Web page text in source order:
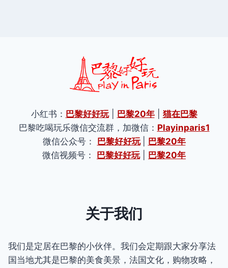
小红书： 巴黎好好玩| 巴黎20年| 猫在巴黎
巴黎吃喝玩乐微信交流群，加微信： Playinparis1
微信公众号： 巴黎好好玩
巴黎20年
微信视频号： 巴黎好好玩| 巴黎20年
关于我们
我们是定居在巴黎的小伙伴。我们会定期跟大家分享法
国当地尤其是巴黎的美食美景，法国文化，购物攻略，